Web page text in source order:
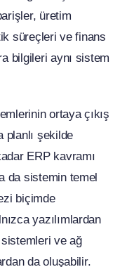
üretim
süreçleri ve finans
bilgileri aynı sistem
ortaya çıkış
planlı şekilde
ERP kavramı
da sistemin temel
biçimde
yazılımlardan
ve ağ
da oluşabilir.